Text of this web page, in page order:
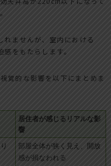
ませんが、室内における
をもたらします。
覚的な影響を以下にまとめま
居住者が感じるリアルな影
響
部屋全体が狭く見え、開放
感が損なわれる